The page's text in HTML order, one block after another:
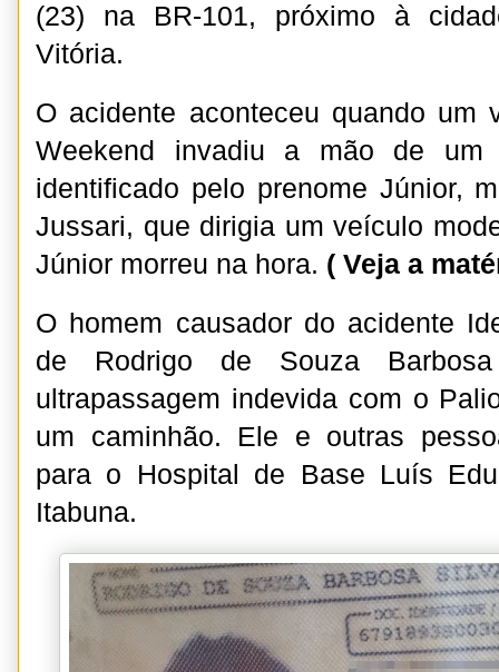
(23) na BR-101, próximo à
Vitória.
O acidente aconteceu quando um
Weekend invadiu a mão de
identificado pelo prenome Júnior,
Jussari, que dirigia um veículo
Júnior morreu na hora. ( Veja a
O homem causador do acidente
de Rodrigo de Souza
ultrapassagem indevida com o
um caminhão. Ele e outras
para o Hospital de Base Luís
Itabuna.